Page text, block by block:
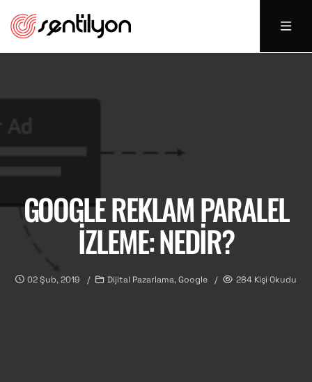
GOOGLE REKLAM PARALEL
İZLEME: NEDIR?
02 Şub, 2019 Dijital Pazarlama, Google 284 Kişi Okudu